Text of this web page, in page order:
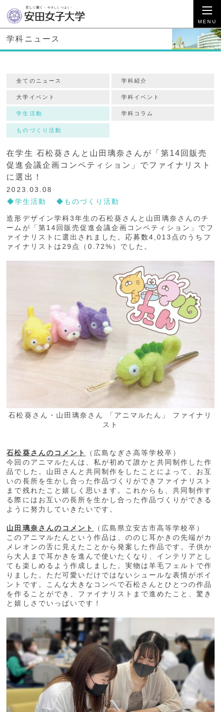
学科ニュース
全てのニュース 学科紹介
大学イベント 学科イベント
学生活動 学科コラム
ものづくり活動
在学生 石松葵さんと山田璃奈さんが「第14回販売
促進会議企画コンペティション」でファイナリスト
に選出！
2023.03.08
学生活動
ものづくり活動
造形デザイン学科3年生の石松葵さんと山田璃奈さんのチ
ームが「第14回販売促進会議企画コンペティション」でフ
ァイナリストに選出されました。応募数4,013点のうちフ
ァイナリストは29点（0.72%）でした。
石松葵さん・山田璃奈さん 「アニマルたん」 ファイナリ
スト
石松葵さんのコメント
（広島なぎさ高等学校卒）
今回のアニマルたんは、私が初めて誰かと共同制作した作
品でした。山田さんと共同制作をしたことによって、お互
いの長所を生かし合った作品づくりができファイナリスト
まで残れたこと嬉しく思います。これからも、共同制作す
る際にはお互いの長所を生かし合った作品づくりができる
ように努力していきたいです。
山田璃奈さんのコメント
（広島県立安古市高等学校卒）
このアニマルたんという作品は、ののじ耳かきの先端がカ
メレオンの舌に見えたことから発案した作品です。子供か
ら大人まで耳かきを進んで使いたくなり、インテリアとし
ても楽しめるよう作成しました。実物は羊毛フェルトで作
りました。ただ可愛いだけではないシュールな表情がポイ
ントです。こんな大きなコンペで石松さんとひとつの作品
を作ることができ、ファイナリストまで進めたこと、驚き
と嬉しさでいっぱいです！